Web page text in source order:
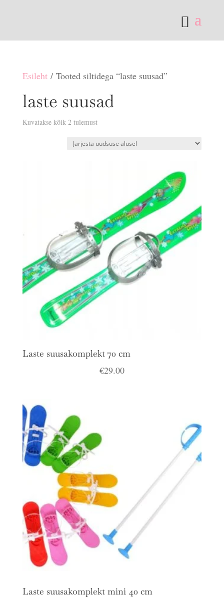
Esileht/ Tooted siltidega “laste suusad”
laste suusad
Kuvatakse kõik 2 tulemustSorditud
Laste suusakomplekt 70 cm
€29.00
Laste suusakomplekt mini 40 cm